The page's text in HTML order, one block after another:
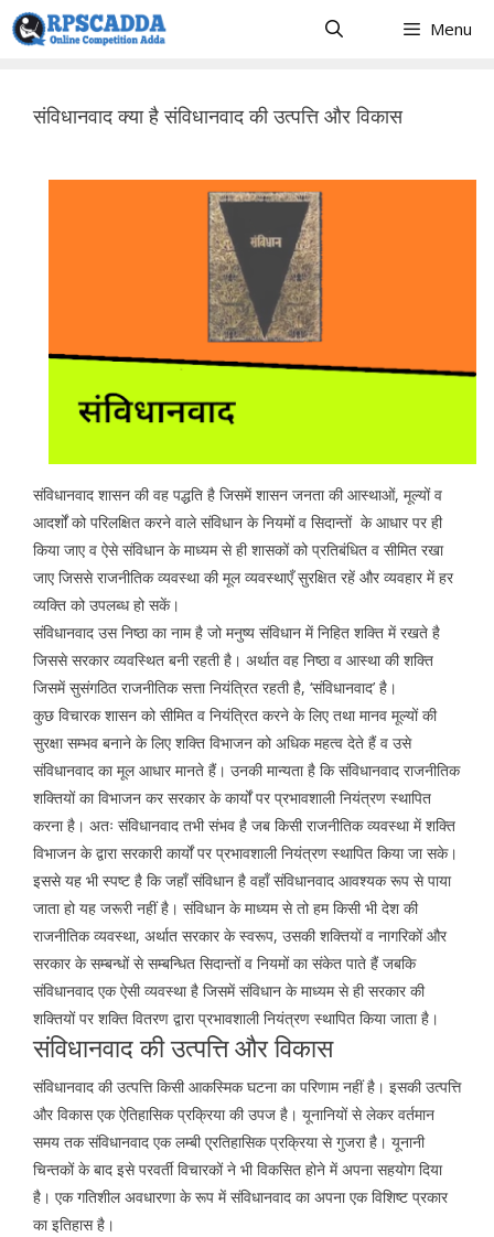
Skip
to
Menu
संविधानवाद क्या है संविधानवाद की उत्पत्ति और विकास
संविधानवाद शासन की वह पद्धति है जिसमें शासन जनता की आस्थाओं, मूल्यों व
आदर्शों को परिलक्षित करने वाले संविधान के नियमों व सिदान्तों के आधार पर ही
किया जाए व ऐसे संविधान के माध्यम से ही शासकों को प्रतिबंधित व सीमित रखा
जाए जिससे राजनीतिक व्यवस्था की मूल व्यवस्थाएँ सुरक्षित रहें और व्यवहार में हर
व्यक्ति को उपलब्ध हो सकें।
संविधानवाद उस निष्ठा का नाम है जो मनुष्य संविधान में निहित शक्ति में रखते है
जिससे सरकार व्यवस्थित बनी रहती है। अर्थात वह निष्ठा व आस्था की शक्ति
जिसमें सुसंगठित राजनीतिक सत्ता नियंत्रित रहती है, ‘संविधानवाद’ है।
कुछ विचारक शासन को सीमित व नियंत्रित करने के लिए तथा मानव मूल्यों की
सुरक्षा सम्भव बनाने के लिए शक्ति विभाजन को अधिक महत्व देते हैं व उसे
संविधानवाद का मूल आधार मानते हैं। उनकी मान्यता है कि संविधानवाद राजनीतिक
शक्तियों का विभाजन कर सरकार के कार्यों पर प्रभावशाली नियंत्रण स्थापित
करना है। अतः संविधानवाद तभी संभव है जब किसी राजनीतिक व्यवस्था में शक्ति
विभाजन के द्वारा सरकारी कार्यों पर प्रभावशाली नियंत्रण स्थापित किया जा सके।
इससे यह भी स्पष्ट है कि जहाँ संविधान है वहाँ संविधानवाद आवश्यक रूप से पाया
जाता हो यह जरूरी नहीं है। संविधान के माध्यम से तो हम किसी भी देश की
राजनीतिक व्यवस्था, अर्थात सरकार के स्वरूप, उसकी शक्तियों व नागरिकों और
सरकार के सम्बन्धों से सम्बन्धित सिदान्तों व नियमों का संकेत पाते हैं जबकि
संविधानवाद एक ऐसी व्यवस्था है जिसमें संविधान के माध्यम से ही सरकार की
शक्तियों पर शक्ति वितरण द्वारा प्रभावशाली नियंत्रण स्थापित किया जाता है।
संविधानवाद की उत्पत्ति और विकास
संविधानवाद की उत्पत्ति किसी आकस्मिक घटना का परिणाम नहीं है। इसकी उत्पत्ति
और विकास एक ऐतिहासिक प्रक्रिया की उपज है। यूनानियों से लेकर वर्तमान
समय तक संविधानवाद एक लम्बी ए्रतिहासिक प्रक्रिया से गुजरा है। यूनानी
चिन्तकों के बाद इसे परवर्ती विचारकों ने भी विकसित होने में अपना सहयोग दिया
है। एक गतिशील अवधारणा के रूप में संविधानवाद का अपना एक विशिष्ट प्रकार
का इतिहास है।